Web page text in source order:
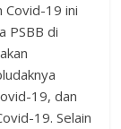
Covid-19 ini
PSBB di
19, dan
19. Selain